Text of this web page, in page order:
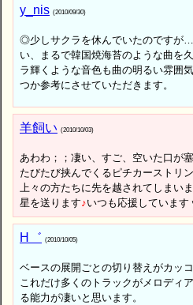
y_nis (2010/09/30)
◎少しサクラを休んでいたのですが
い、まるで韓国焼海苔のような曲を
ラ輝くような音色も曲の明るい雰囲
つか参考にさせていただきます。
羊飼い (2010/10/03)
あわわ；；凄い、すご、空いた口が
たびたび挟んでくるピチカーストリ
上々の方たちに先を越されてしまい
星を送ります♪いつも応援しています
H゛ (2010/10/05)
ベースの展開ごとの切り替えがカッ
これだけ多くのトラックがメロディ
る能力が凄いと思います。